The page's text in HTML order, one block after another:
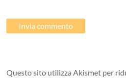
Questo sito utilizza Akismet per